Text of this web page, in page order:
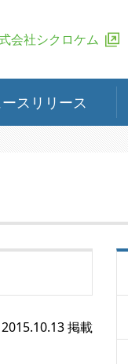
会社シクロケム
スリリース
2015.10.13 掲載